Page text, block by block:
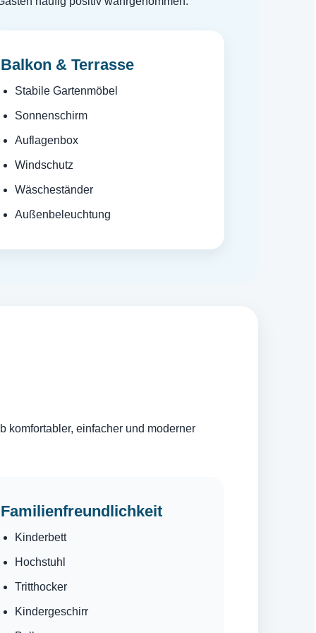
Balkon & Terrasse
Stabile Gartenmöbel
Sonnenschirm
Auflagenbox
Windschutz
Wäscheständer
Außenbeleuchtung
komfortabler, einfacher und moderner
Familienfreundlichkeit
Kinderbett
Hochstuhl
Tritthocker
Kindergeschirr